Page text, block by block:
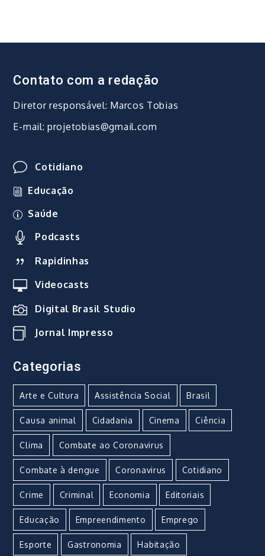
Contato com a redação
Diretor responsável: Marcos Tobias
E-mail: projetobias@gmail.com
Cotidiano
Educação
Saúde
Podcasts
Rapidinhas
Videocasts
Digital Brasil Studio
Jornal Impresso
Categorias
Arte e Cultura Assistência Social Brasil
Causa animal Cidadania Cinema Ciência
Clima Combate ao Coronavirus
Combate à dengue Coronavirus Cotidiano
Crime Criminal Economia Editoriais
Educação Empreendimento Emprego
Esporte Gastronomia Habitação